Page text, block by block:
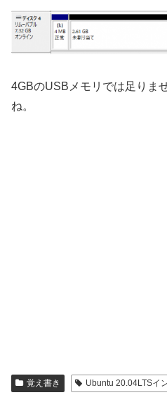
4GBのUSBメモリでは足りま
ね。
覚え書き Ubuntu 20.04LTSイ